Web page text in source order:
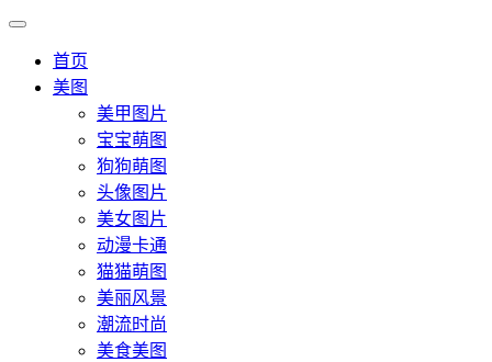
首页
美图
美甲图片
宝宝萌图
狗狗萌图
头像图片
美女图片
动漫卡通
猫猫萌图
美丽风景
潮流时尚
美食美图